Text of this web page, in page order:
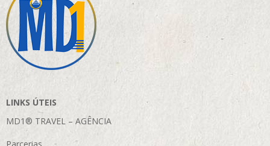
LINKS ÚTEIS
MD1® TRAVEL – AGÊNCIA